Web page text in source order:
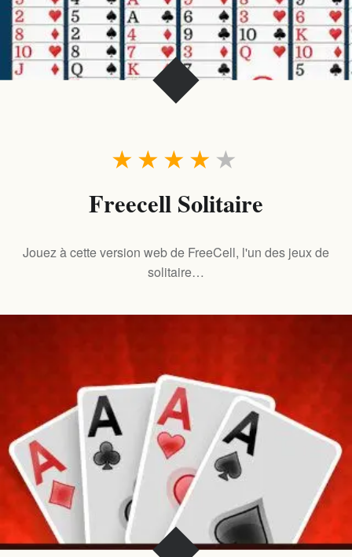
★
★
★
★
★
Freecell Solitaire
Jouez à cette version web de FreeCell, l'un des jeux de
solitaire…